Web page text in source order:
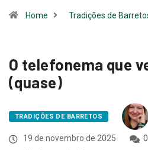
Home Tradições de
O telefonema que
(quase)
TRADIÇÕES DE BARRETOS
19 de novembro de 2025 0